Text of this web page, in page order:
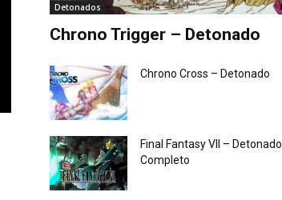
Detonados
Chrono Trigger – Detonado
Chrono Cross – Detonado
Final Fantasy VII – Detonado
Completo